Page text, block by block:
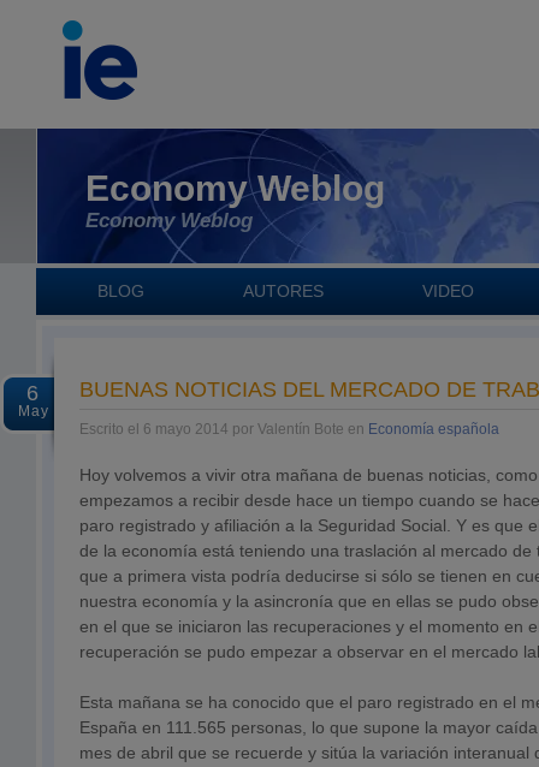
Economy Weblog
Economy Weblog
BLOG AUTORES VIDEO
6
May
BUENAS NOTICIAS DEL MERCADO DE
Escrito el 6 mayo 2014 por Valentín Bote en Economía española
Hoy volvemos a vivir otra mañana de buenas noticias,
empezamos a recibir desde hace un tiempo cuando se
paro registrado y afiliación a la Seguridad Social. Y es que
de la economía está teniendo una traslación al mercado
que a primera vista podría deducirse si sólo se tienen en
nuestra economía y la asincronía que en ellas se pudo
en el que se iniciaron las recuperaciones y el momento en
recuperación se pudo empezar a observar en el mercado
Esta mañana se ha conocido que el paro registrado en el
España en 111.565 personas, lo que supone la mayor
mes de abril que se recuerde y sitúa la variación interanual